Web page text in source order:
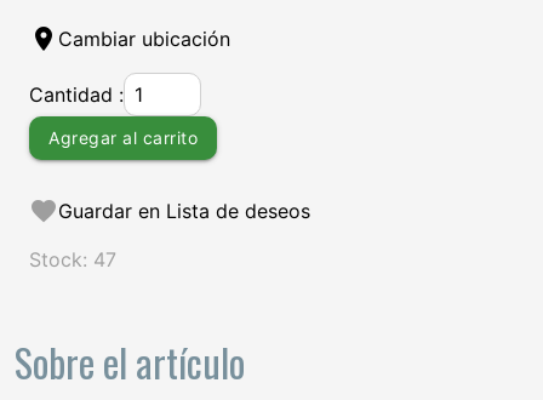
location_on Cambiar ubicación
Cantidad :
Agregar al carrito
favoriteGuardar en Lista de deseos
Stock: 47
Sobre el artículo